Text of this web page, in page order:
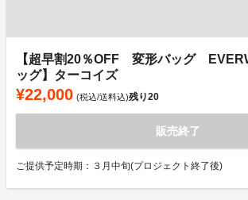
【超早割20％OFF 変形バッグ
ッグ】ターコイズ
¥22,000 (税込/送料込)残り20
販売終了
ご提供予定時期：３月中旬(プロジェクト終了後)